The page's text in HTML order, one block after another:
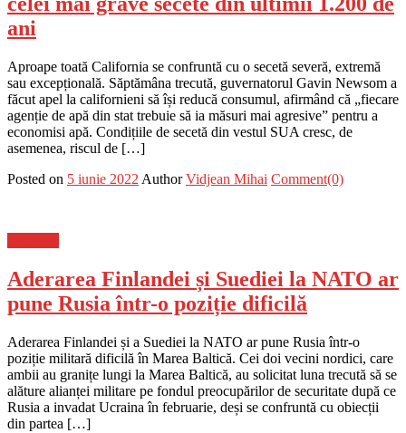
ani
Aproape toată California se confruntă cu o secetă severă, extremă
sau excepțională. Săptămâna trecută, guvernatorul Gavin Newsom a
făcut apel la californieni să își reducă consumul, afirmând că „fiecare
agenție de apă din stat trebuie să ia măsuri mai agresive” pentru a
economisi apă. Condițiile de secetă din vestul SUA cresc, de
asemenea, riscul de […]
Posted on 5 iunie 2022 Author Vidjean Mihai Comment(0)
Aderarea Finlandei și Suediei la NATO ar
pune Rusia într-o poziție dificilă
Aderarea Finlandei și a Suediei la NATO ar pune Rusia într-o
poziție militară dificilă în Marea Baltică. Cei doi vecini nordici, care
ambii au granițe lungi la Marea Baltică, au solicitat luna trecută să se
alăture alianței militare pe fondul preocupărilor de securitate după ce
Rusia a invadat Ucraina în februarie, deși se confruntă cu obiecții
din partea […]